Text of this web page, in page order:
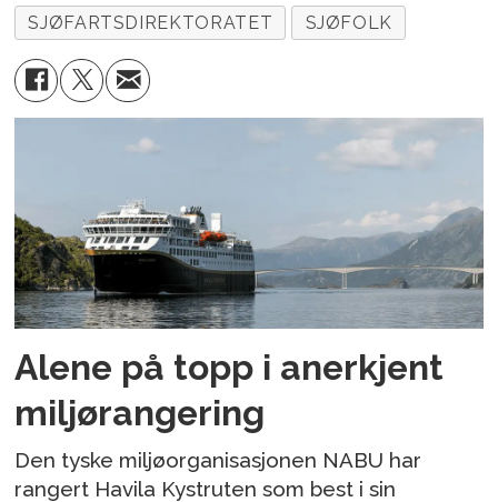
SJØFARTSDIREKTORATET
SJØFOLK
Alene på topp i anerkjent
miljørangering
Den tyske miljøorganisasjonen NABU har
rangert Havila Kystruten som best i sin